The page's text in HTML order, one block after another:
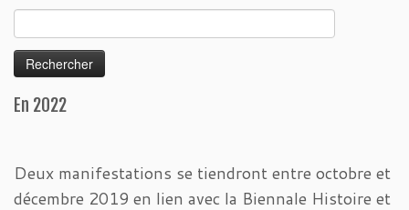
En 2022
Deux manifestations se tiendront entre octobre et
décembre 2019 en lien avec la Biennale Histoire et